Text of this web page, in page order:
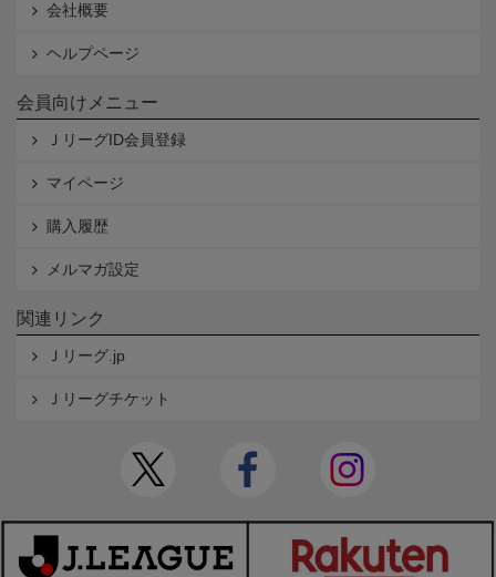
会社概要
ヘルプページ
会員向けメニュー
ＪリーグID会員登録
マイページ
購入履歴
メルマガ設定
関連リンク
Ｊリーグ.jp
Ｊリーグチケット